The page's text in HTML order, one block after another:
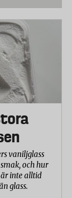
vaniljglass
och hur
inte alltid
glass.